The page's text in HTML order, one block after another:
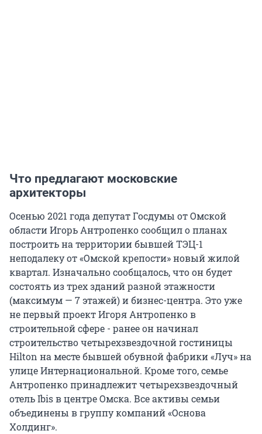
Что предлагают московские
архитекторы
Осенью 2021 года депутат Госдумы от Омской
области Игорь Антропенко сообщил о планах
построить на территории бывшей ТЭЦ-1
неподалеку от «Омской крепости» новый жилой
квартал. Изначально сообщалось, что он будет
состоять из трех зданий разной этажности
(максимум — 7 этажей) и бизнес-центра. Это уже
не первый проект Игоря Антропенко в
строительной сфере - ранее он начинал
строительство четырехзвездочной гостиницы
Hilton на месте бывшей обувной фабрики «Луч» на
улице Интернациональной. Кроме того, семье
Антропенко принадлежит четырехзвездочный
отель Ibis в центре Омска. Все активы семьи
объединены в группу компаний «Основа
Холдинг».